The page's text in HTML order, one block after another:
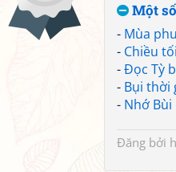
Một
- Mùa
- Chiều tối
-Đọc Tỳ
- Bụi thời
- Nhớ Bùi
Đăng bởi